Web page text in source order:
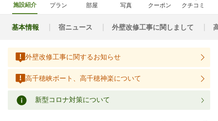
施設紹介 プラン 部屋 写真 クーポン クチコミ
基本情報 宿ニュース 外壁改修工事に関しまして
外壁改修工事に関するお知らせ
高千穂峡ボート、高千穂神楽について
新型コロナ対策について